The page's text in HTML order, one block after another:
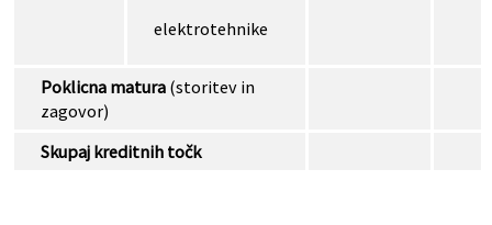
elektrotehnike
Poklicna matura (storitev in
zagovor)
Skupaj kreditnih točk